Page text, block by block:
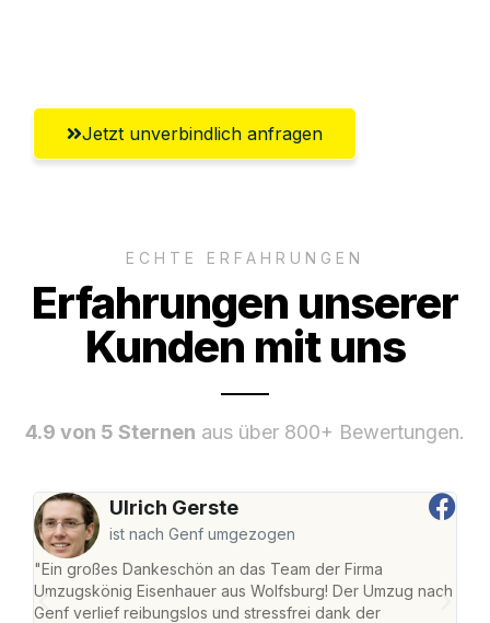
Jetzt unverbindlich anfragen
ECHTE ERFAHRUNGEN
Erfahrungen unserer
Kunden mit uns
4.9 von 5 Sternen aus über 800+ Bewertungen.
Ulrich Gerste
ist nach Genf umgezogen
"Ein großes Dankeschön an das Team der Firma
Umzugskönig Eisenhauer aus Wolfsburg! Der Umzug nach
Genf verlief reibungslos und stressfrei dank der